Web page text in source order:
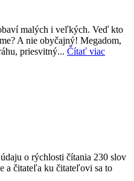
malých i veľkých. Veď kto
A nie obyčajný! Megadom,
priesvitný... Čítať viac
o rýchlosti čítania 230 slov
a čitateľa ku čitateľovi sa to